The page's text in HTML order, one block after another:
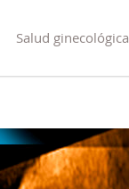
Salud ginecológica